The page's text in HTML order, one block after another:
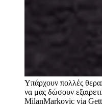
Υπάρχουν πολλές
να μας δώσουν
MilanMarkovic via